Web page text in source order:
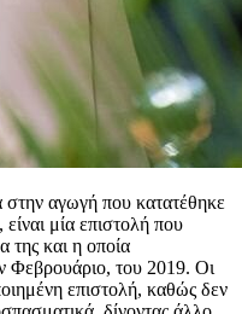
αγωγή που κατατέθηκε
μία επιστολή που
και η οποία
Φεβρουάριο, του 2019. Οι
επιστολή, καθώς δεν